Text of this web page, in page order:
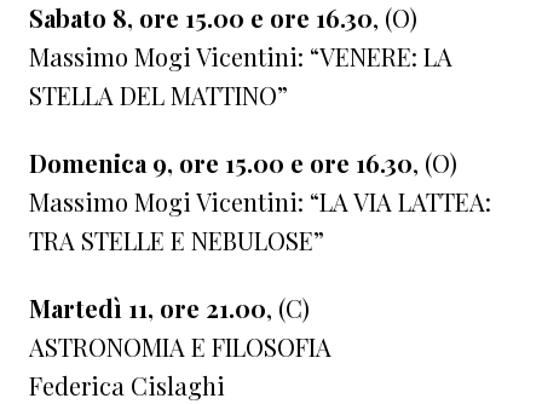
Sabato 8, ore 15.00 e ore 16.30, (O)
Massimo Mogi Vicentini: “VENERE: LA
STELLA DEL MATTINO”
Domenica 9, ore 15.00 e ore 16.30, (O)
Massimo Mogi Vicentini: “LA VIA LATTEA:
TRA STELLE E NEBULOSE”
Martedì 11, ore 21.00, (C)
ASTRONOMIA E FILOSOFIA
Federica Cislaghi